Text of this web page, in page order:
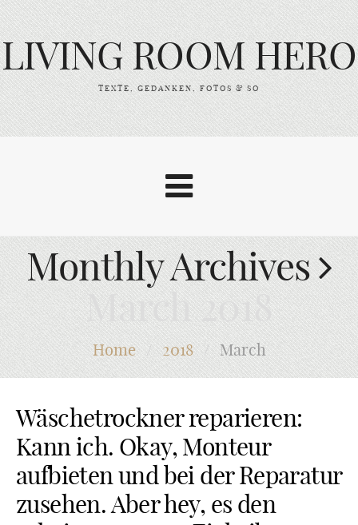
LIVING ROOM HERO
TEXTE, GEDANKEN, FOTOS & SO
Monthly Archives
March 2018
Home / 2018 / March
Wäschetrockner reparieren:
Kann ich. Okay, Monteur
aufbieten und bei der Reparatur
zusehen. Aber hey, es den